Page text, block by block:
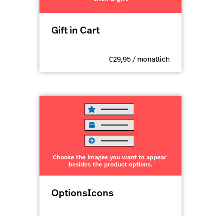
Gift in Cart
€29,95 / monatlich
OptionsIcons